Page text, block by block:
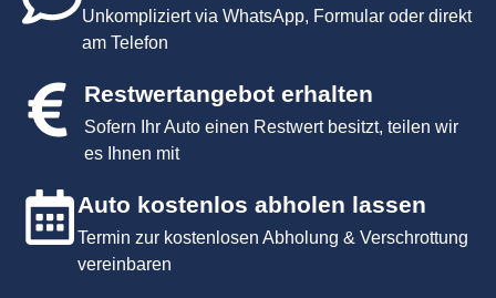
Unkompliziert via WhatsApp, Formular oder direkt
am Telefon
Restwertangebot erhalten
Sofern Ihr Auto einen Restwert besitzt, teilen wir
es Ihnen mit
Auto kostenlos abholen lassen
Termin zur kostenlosen Abholung & Verschrottung
vereinbaren